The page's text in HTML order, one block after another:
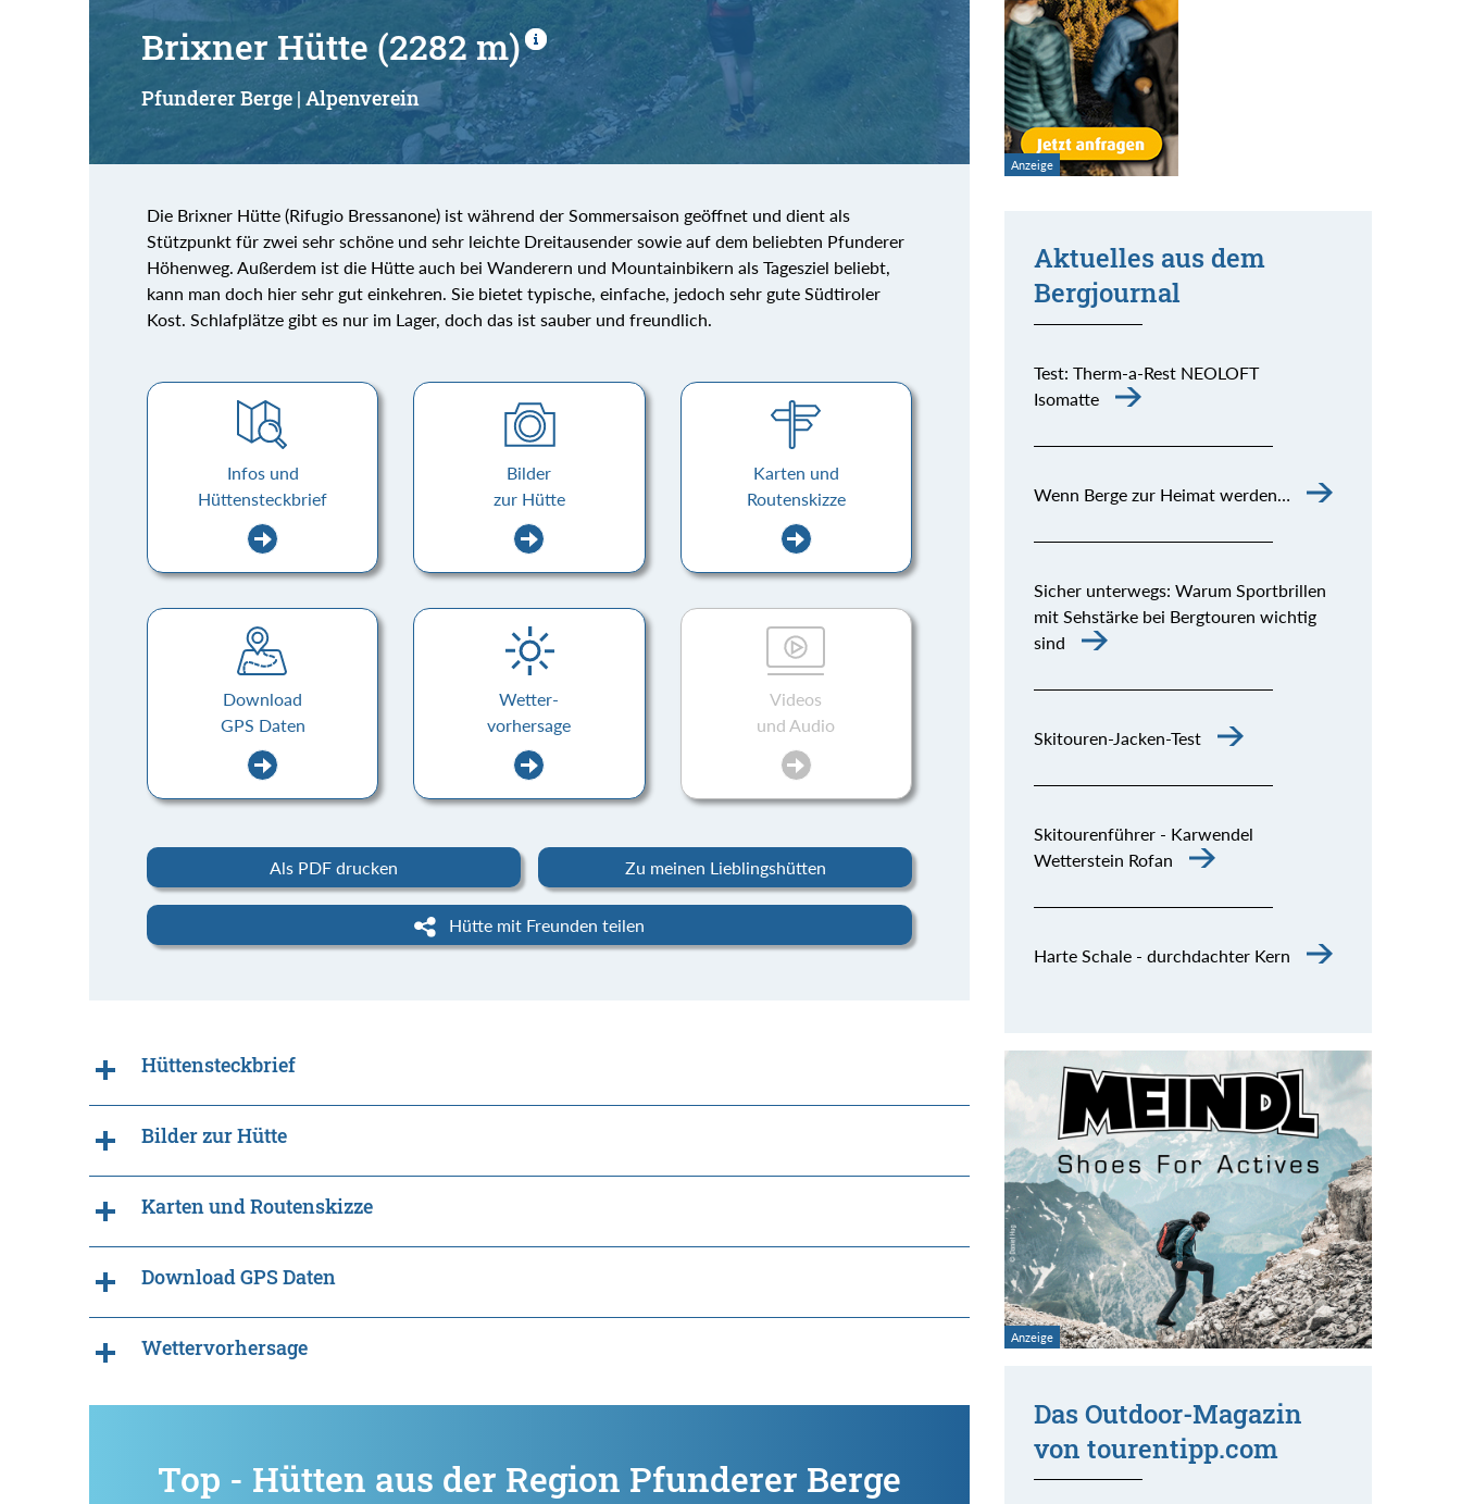
Brixner Hütte (2282 m)
Pfunderer Berge | Alpenverein
Die Brixner Hütte (Rifugio Bressanone) ist während der Sommersaison geöffnet und dient als
Stützpunkt für zwei sehr schöne und sehr leichte Dreitausender sowie auf dem beliebten Pfunderer
Höhenweg. Außerdem ist die Hütte auch bei Wanderern und Mountainbikern als Tagesziel beliebt,
kann man doch hier sehr gut einkehren. Sie bietet typische, einfache, jedoch sehr gute Südtiroler
Kost. Schlafplätze gibt es nur im Lager, doch das ist sauber und freundlich.
Infos und
Hüttensteckbrief
Bilder
zur Hütte
Karten und
Routenskizze
Download
GPS Daten
Wetter-
vorhersage
Videos
und Audio
Als PDF drucken Zu meinen Lieblingshütten
Hütte mit Freunden teilen
Hüttensteckbrief
Bilder zur Hütte
Karten und Routenskizze
Download GPS Daten
Wettervorhersage
Top - Hütten aus der Region Pfunderer Berge
Aktuelles aus dem
Bergjournal
Test: Therm-a-Rest NEOLOFT
Isomatte
Wenn Berge zur Heimat werden…
Sicher unterwegs: Warum Sportbrillen
mit Sehstärke bei Bergtouren wichtig
sind
Skitouren-Jacken-Test
Skitourenführer - Karwendel
Wetterstein Rofan
Harte Schale - durchdachter Kern
Das Outdoor-Magazin
von tourentipp.com